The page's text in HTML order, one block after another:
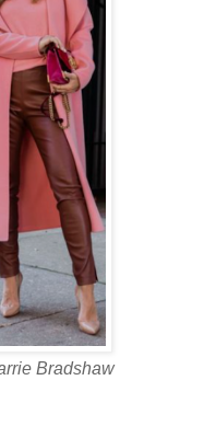
Bradshaw